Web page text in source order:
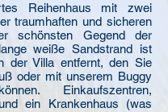
Reihenhaus mit zwei
traumhaften und sicheren
schönsten Gegend der
weiße Sandstrand ist
der Villa entfernt, den Sie
oder mit unserem Buggy
Einkaufszentren,
ein Krankenhaus (was